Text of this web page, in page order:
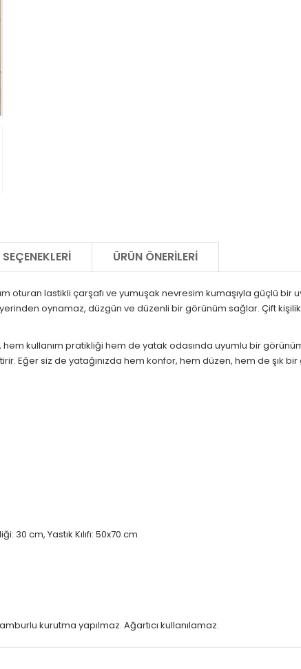
ÜRÜN ÖNERILERI
oturan lastikli çarşafı ve yumuşak nevresim kumaşıyla güçlü
oynamaz, düzgün ve düzenli bir görünüm sağlar. Çift
kullanım pratikliği hem de yatak odasında uyumlu bir
Eğer siz de yatağınızda hem konfor, hem düzen, hem de şık bir
cm, Yastık Kılıfı: 50x70 cm
kurutma yapılmaz. Ağartıcı kullanılamaz.